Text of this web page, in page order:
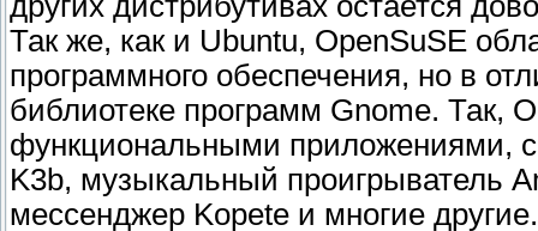
Так же, как и Ubuntu, OpenSuSE
программного обеспечения, но в
библиотеке программ Gnome. Так,
функциональными приложениями,
K3b, музыкальный проигрыватель
мессенджер Kopete и многие